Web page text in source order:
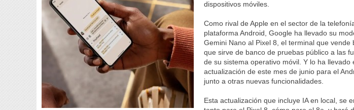
dispositivos móviles.
Como rival de Apple en el sector de la
plataforma Android, Google ha llevado su
Gemini Nano al Pixel 8, el terminal que vende
que sirve de banco de pruebas público a las
de su sistema operativo móvil. Y lo ha llevado
actualización de este mes de junio para el
junto a otras nuevas funcionalidades.
Esta actualización que incluye IA en local, se